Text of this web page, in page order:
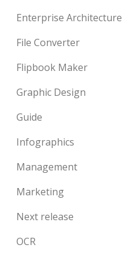
Enterprise Architecture
File Converter
Flipbook Maker
Graphic Design
Guide
Infographics
Management
Marketing
Next release
OCR